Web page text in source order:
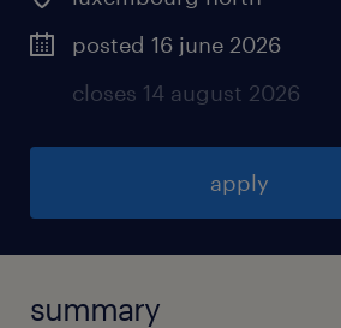
posted 16 june 2026
closes 14 august 2026
apply
summary